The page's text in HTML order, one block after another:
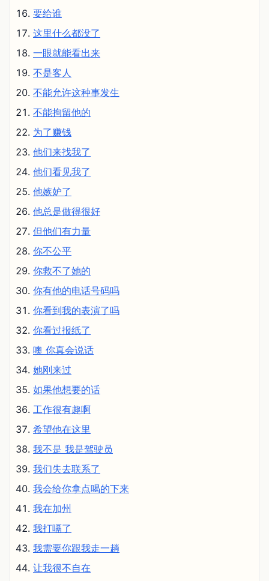
要给谁
这里什么都没了
一眼就能看出来
不是客人
不能允许这种事发生
不能拘留他的
为了赚钱
他们来找我了
他们看见我了
他嫉妒了
他总是做得很好
但他们有力量
你不公平
你救不了她的
你有他的电话号码吗
你看到我的表演了吗
你看过报纸了
噢 你真会说话
她刚来过
如果他想要的话
工作很有趣啊
希望他在这里
我不是 我是驾驶员
我们失去联系了
我会给你拿点喝的下来
我在加州
我打嗝了
我需要你跟我走一趟
让我很不自在